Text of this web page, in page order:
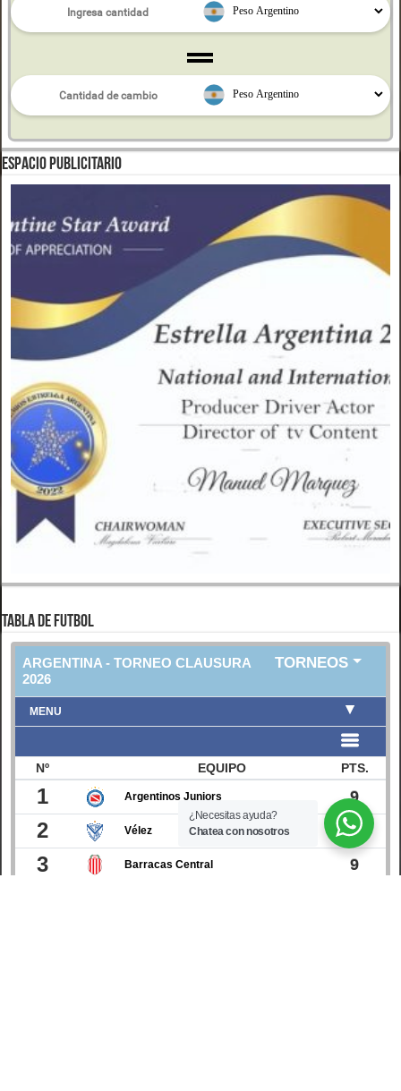
ESPACIO PUBLICITARIO
TABLA DE FUTBOL
¿Necesitas ayuda?
Chatea con nosotros